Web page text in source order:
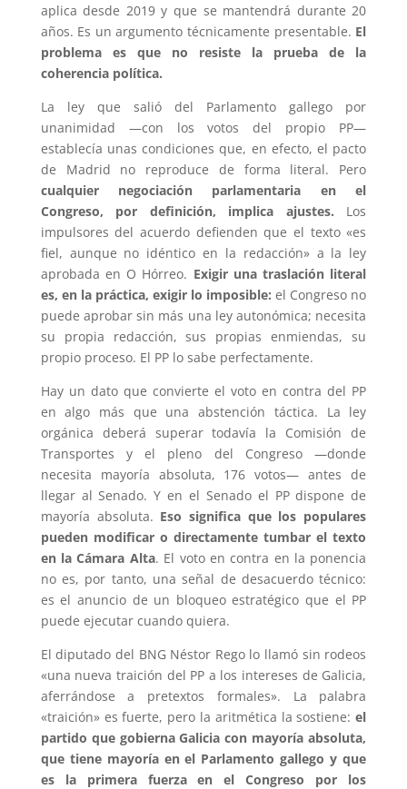
aplica desde 2019 y que se mantendrá durante 20
años. Es un argumento técnicamente presentable. El
problema es que no resiste la prueba de la
coherencia política.
La ley que salió del Parlamento gallego por
unanimidad —con los votos del propio PP—
establecía unas condiciones que, en efecto, el pacto
de Madrid no reproduce de forma literal. Pero
cualquier negociación parlamentaria en el
Congreso, por definición, implica ajustes. Los
impulsores del acuerdo defienden que el texto «es
fiel, aunque no idéntico en la redacción» a la ley
aprobada en O Hórreo. Exigir una traslación literal
es, en la práctica, exigir lo imposible: el Congreso no
puede aprobar sin más una ley autonómica; necesita
su propia redacción, sus propias enmiendas, su
propio proceso. El PP lo sabe perfectamente.
Hay un dato que convierte el voto en contra del PP
en algo más que una abstención táctica. La ley
orgánica deberá superar todavía la Comisión de
Transportes y el pleno del Congreso —donde
necesita mayoría absoluta, 176 votos— antes de
llegar al Senado. Y en el Senado el PP dispone de
mayoría absoluta. Eso significa que los populares
pueden modificar o directamente tumbar el texto
en la Cámara Alta. El voto en contra en la ponencia
no es, por tanto, una señal de desacuerdo técnico:
es el anuncio de un bloqueo estratégico que el PP
puede ejecutar cuando quiera.
El diputado del BNG Néstor Rego lo llamó sin rodeos
«una nueva traición del PP a los intereses de Galicia,
aferrándose a pretextos formales». La palabra
«traición» es fuerte, pero la aritmética la sostiene:el
partido que gobierna Galicia con mayoría absoluta,
que tiene mayoría en el Parlamento gallego y que
es la primera fuerza en el Congreso por los